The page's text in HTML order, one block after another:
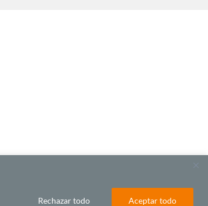
Rechazar todo Aceptar todo